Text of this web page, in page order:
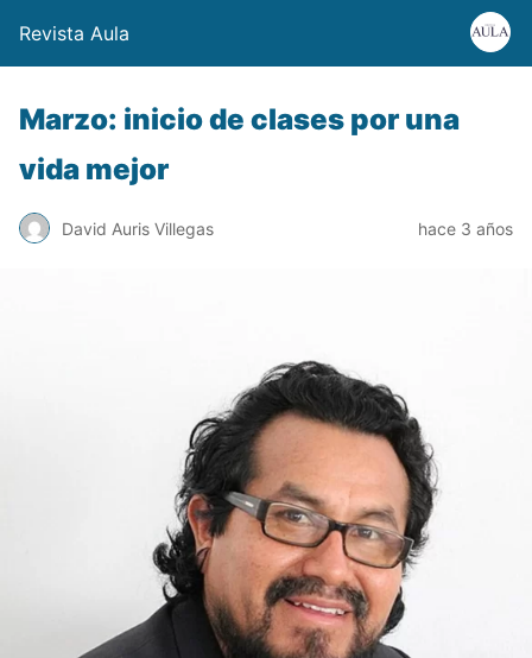
Revista Aula
Marzo: inicio de clases por una
vida mejor
David Auris Villegas hace 3 años